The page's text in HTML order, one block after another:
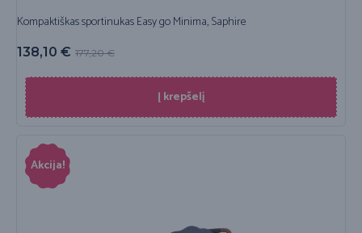
Kompaktiškas sportinukas Easy go Minima, Saphire
177,20€
138,10 €
Į krepšelį
Akcija!